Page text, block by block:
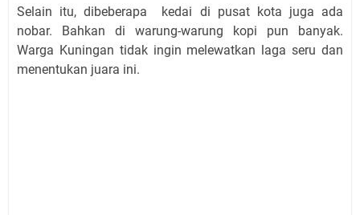
Selain itu, dibeberapa kedai di pusat kota juga ada
nobar. Bahkan di warung-warung kopi pun banyak.
Warga Kuningan tidak ingin melewatkan laga seru dan
menentukan juara ini.